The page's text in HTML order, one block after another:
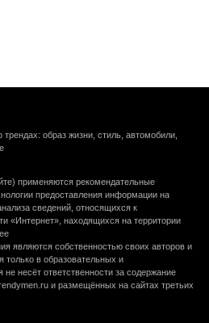
образ жизни, стиль, автомобили,
применяются рекомендательные
предоставления информации на
сведений, относящихся к
«Интернет», находящихся на территории
являются собственностью своих авторов и
только в образовательных и
несёт ответственности за содержание
и размещённых на сайтах третьих